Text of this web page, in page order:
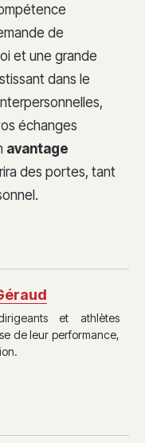
de
et une grande
dans le
échanges
avantage
des portes, tant
et athlètes
de leur performance,